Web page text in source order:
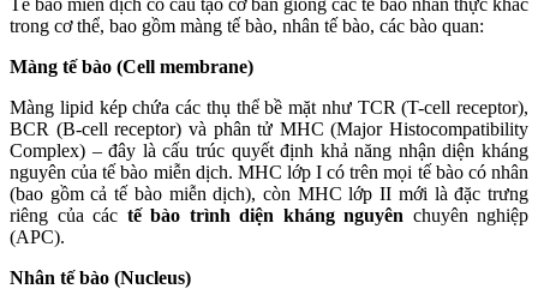
trong cơ thể, bao gồm màng tế bào, nhân tế bào, các bào quan:
Màng tế bào (Cell membrane)
Màng lipid kép chứa các thụ thể bề mặt như TCR (T-cell receptor),
BCR (B-cell receptor) và phân tử MHC (Major Histocompatibility
Complex) – đây là cấu trúc quyết định khả năng nhận diện kháng
nguyên của tế bào miễn dịch. MHC lớp I có trên mọi tế bào có nhân
(bao gồm cả tế bào miễn dịch), còn MHC lớp II mới là đặc trưng
riêng của các tế bào trình diện kháng nguyên chuyên nghiệp
(APC).
Nhân tế bào (Nucleus)